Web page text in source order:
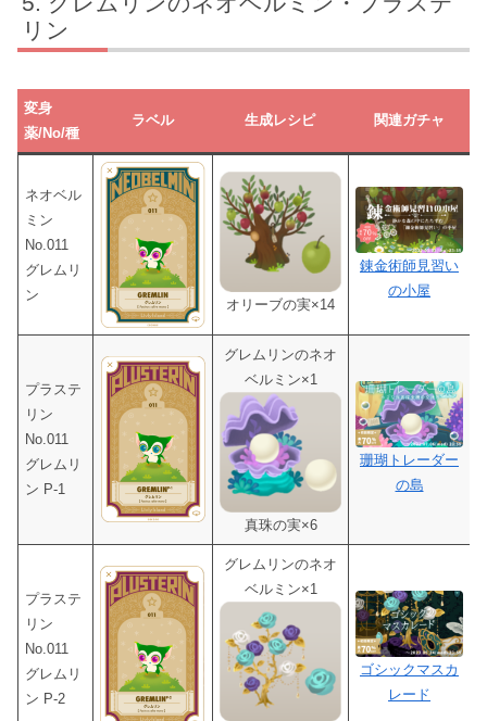
リン
変身
薬/No/種
ラベル 生成レシピ 関連ガチャ
ネオベル
ミン
No.011
グレムリ
ン
オリーブの実×14
錬金術師見習い
の小屋
プラステ
リン
No.011
グレムリ
ン P-1
グレムリンのネオ
ベルミン×1
真珠の実×6
珊瑚トレーダー
の島
プラステ
リン
No.011
グレムリ
ン P-2
グレムリンのネオ
ベルミン×1
ゴシックマスカ
レード